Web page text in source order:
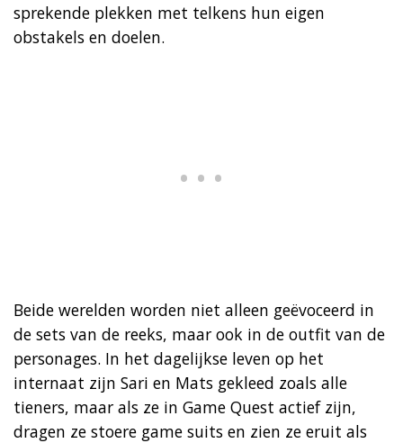
sprekende plekken met telkens hun eigen
obstakels en doelen.
Beide werelden worden niet alleen geëvoceerd in
de sets van de reeks, maar ook in de outfit van de
personages. In het dagelijkse leven op het
internaat zijn Sari en Mats gekleed zoals alle
tieners, maar als ze in Game Quest actief zijn,
dragen ze stoere game suits en zien ze eruit als